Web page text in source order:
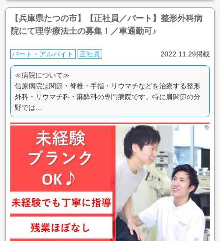
【兵庫県たつの市】【正社員／パート】整形外科病
院にて理学療法士の募集！／車通勤可♪
パート・アルバイト 正社員 2022.11.29掲載
≪病院について≫
信原病院は関節・脊椎・手指・リウマチなどを治療する整形
外科・リウマチ科・麻酔科の専門病院です。特に肩関節の分
野では...